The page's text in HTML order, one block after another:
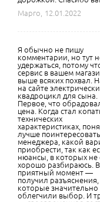
Марго,
12.01.2022
Я обычно не пишу
комментарии, но тут
удержаться, потому
сервис в вашем
выше всяких похвал.
на сайте
квадроцикл для сына.
Первое, что
цена. Когда стал
технических
характеристиках,
лучше
менеджера, какой
приобрести, так как
нюансы, в которых не
хорошо разбираюсь.
приятный момент —
получил разъяснения,
которые значительно
облегчили выбор. И